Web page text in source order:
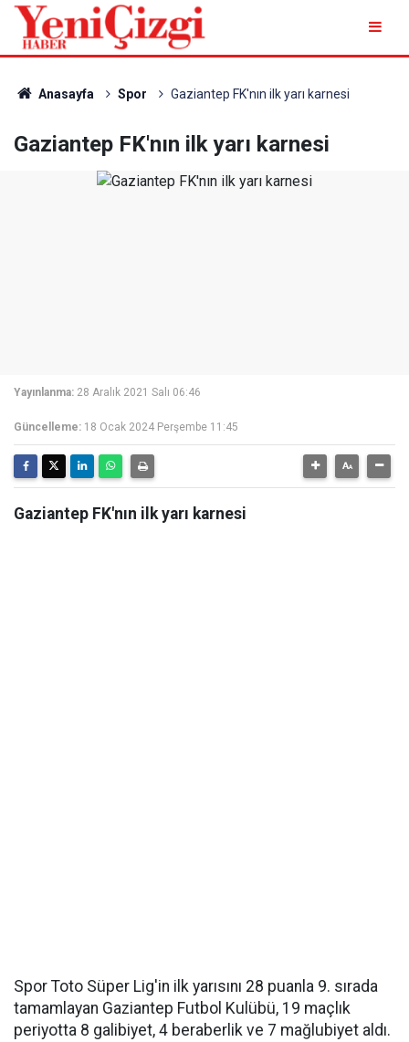
Anasayfa Spor Gaziantep FK'nın ilk yarı karnesi
Gaziantep FK'nın ilk yarı karnesi
Yayınlanma: 28 Aralık 2021 Salı 06:46
Güncelleme: 18 Ocak 2024 Perşembe 11:45
Gaziantep FK'nın ilk yarı karnesi
Spor Toto Süper Lig'in ilk yarısını 28 puanla 9. sırada
tamamlayan Gaziantep Futbol Kulübü, 19 maçlık
periyotta 8 galibiyet, 4 beraberlik ve 7 mağlubiyet aldı.